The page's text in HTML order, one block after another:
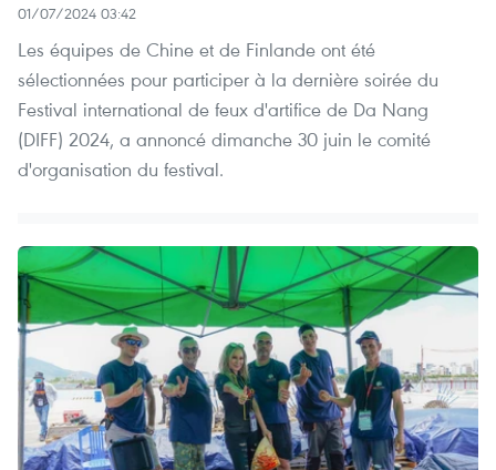
01/07/2024 03:42
Les équipes de Chine et de Finlande ont été
sélectionnées pour participer à la dernière soirée du
Festival international de feux d'artifice de Da Nang
(DIFF) 2024, a annoncé dimanche 30 juin le comité
d'organisation du festival.